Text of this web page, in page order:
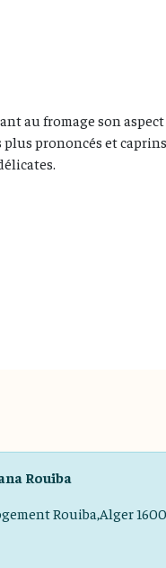
au fromage son
prononcés et caprins
Rouiba
Rouiba,Alger